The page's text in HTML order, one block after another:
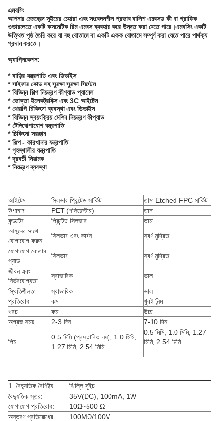
এমবসিং
আপনার মেমব্রেন সুইচের চেহারা এবং সংবেদনশীল প্রভাব বালিশ এমবসড কী বা গ্রাফিক
ওভারলেতে একটি কসমেটিক রিম এমবস ব্যবহার করে উন্নত করা যেতে পারে।এমবসিং একটি
উত্থিত পৃষ্ঠ তৈরি করে যা বহু বোতামে বা একটি একক বোতামে সম্পূর্ণ করা যেতে পারে পার্থক্য
প্রদান করতে।
অ্যাপ্লিকেশন:
* বাড়ির যন্ত্রপাতি এবং ডিভাইস
* সাইফার কোড সহ সুরক্ষা সুরক্ষা সিস্টেম
* বিভিন্ন শিল্প নিয়ন্ত্রণ কীপ্যাড প্যানেল
* ভোক্তা ইলেকট্রনিক্স এবং 3C আইটেম
* থেরাপি চিকিৎসা ব্যবস্থা এবং ডিভাইস
* বিভিন্ন স্বয়ংক্রিয় মেশিন নিয়ন্ত্রণ কীপ্যাড
* টেলিযোগাযোগ যন্ত্রপাতি
* চিকিৎসা সরঞ্জাম
* শিল্প - কারখানার যন্ত্রপাতি
* গৃহস্থালীর যন্ত্রপাতি
* দূরবর্তী নিয়ামক
* নিয়ন্ত্রণ ব্যবস্থা
আইটেম সিলভার প্রিন্টেড সার্কিট
তামা Etched FPC সার্কিট
উপাদান
PET (পলিয়েস্টার)
তামা
কন্ডাক্টর
প্রিন্টেড সিলভার
তামা
আঙ্গুলের সাথে
যোগাযোগ করুন
সিলভার এবং কার্বন
স্বর্ণ মুদ্রিত
যোগাযোগ বোতাম
প্যাড
সিলভার
স্বর্ণ মুদ্রিত
জীবন এবং
নির্ভরযোগ্যতা
স্বাভাবিক
ভাল
স্থিতিশীলতা
স্বাভাবিক
ভাল
প্রতিরোধ
কম
খুবই নিন্ম
খরচ
কম
উচ্চ
অগ্রজ সময়
2-3 দিন 7-10 দিন
পিচ
0.5 মিমি (প্রস্তাবিত নয়), 1.0 মিমি,
1.27 মিমি, 2.54 মিমি
0.5 মিমি, 1.0 মিমি, 1.27
মিমি, 2.54 মিমি
1. বৈদ্যুতিক বৈশিষ্ট্য
ঝিল্লি সুইচ
বৈদ্যুতিক স্তর:
35V(DC), 100mA, 1W
যোগাযোগ প্রতিরোধ:
10Ω~500 Ω
অন্তরণ প্রতিরোধের:
100MΩ/100V